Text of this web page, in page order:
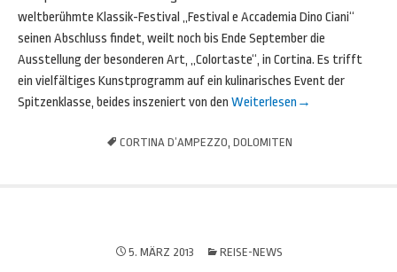
weltberühmte Klassik-Festival „Festival e Accademia Dino Ciani“
seinen Abschluss findet, weilt noch bis Ende September die
Ausstellung der besonderen Art, „Colortaste“, in Cortina. Es trifft
ein vielfältiges Kunstprogramm auf ein kulinarisches Event der
Spitzenklasse, beides inszeniert von den Weiterlesen →
CORTINA D’AMPEZZO, DOLOMITEN
5. MÄRZ 2013 REISE-NEWS